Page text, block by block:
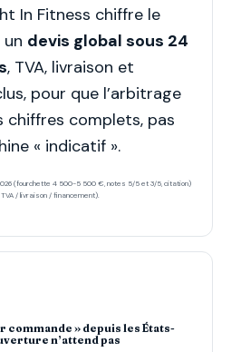
In Fitness chiffre le
devis global sous 24
, TVA, livraison et
pour que l’arbitrage
chiffres complets, pas
« indicatif ».
(fourchette 4 500-5 500 €, notes 5/5 et 3/5, citation)
/ livraison / financement).
commande » depuis les États-
n’attend pas